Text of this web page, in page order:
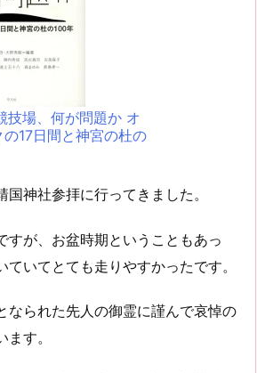
技場、何が問題か オ
の17日間と神宮の杜の
神社参拝に行ってきました。
すが、お盆時期ということもあっ
いてとても走りやすかったです。
なられた先人の御霊に謹んで哀悼の
す。